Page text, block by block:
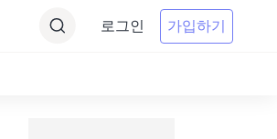
로그인 가입하기